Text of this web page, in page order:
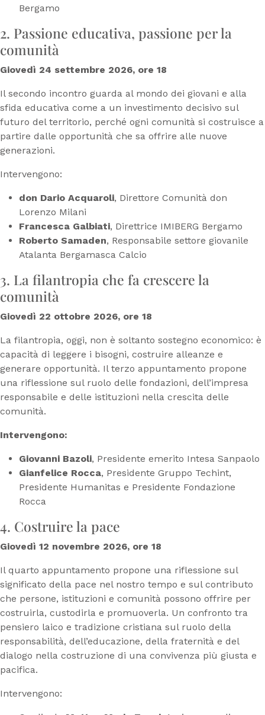
Bergamo
2. Passione educativa, passione per la
comunità
Giovedì 24 settembre 2026, ore 18
Il secondo incontro guarda al mondo dei giovani e alla
sfida educativa come a un investimento decisivo sul
futuro del territorio, perché ogni comunità si costruisce a
partire dalle opportunità che sa offrire alle nuove
generazioni.
Intervengono:
don Dario Acquaroli, Direttore Comunità don
Lorenzo Milani
Francesca Galbiati, Direttrice IMIBERG Bergamo
Roberto Samaden, Responsabile settore giovanile
Atalanta Bergamasca Calcio
3. La filantropia che fa crescere la
comunità
Giovedì 22 ottobre 2026, ore 18
La filantropia, oggi, non è soltanto sostegno economico: è
capacità di leggere i bisogni, costruire alleanze e
generare opportunità. Il terzo appuntamento propone
una riflessione sul ruolo delle fondazioni, dell’impresa
responsabile e delle istituzioni nella crescita delle
comunità.
Intervengono:
Giovanni Bazoli, Presidente emerito Intesa Sanpaolo
Gianfelice Rocca, Presidente Gruppo Techint,
Presidente Humanitas e Presidente Fondazione
Rocca
4. Costruire la pace
Giovedì 12 novembre 2026, ore 18
Il quarto appuntamento propone una riflessione sul
significato della pace nel nostro tempo e sul contributo
che persone, istituzioni e comunità possono offrire per
costruirla, custodirla e promuoverla. Un confronto tra
pensiero laico e tradizione cristiana sul ruolo della
responsabilità, dell’educazione, della fraternità e del
dialogo nella costruzione di una convivenza più giusta e
pacifica.
Intervengono: